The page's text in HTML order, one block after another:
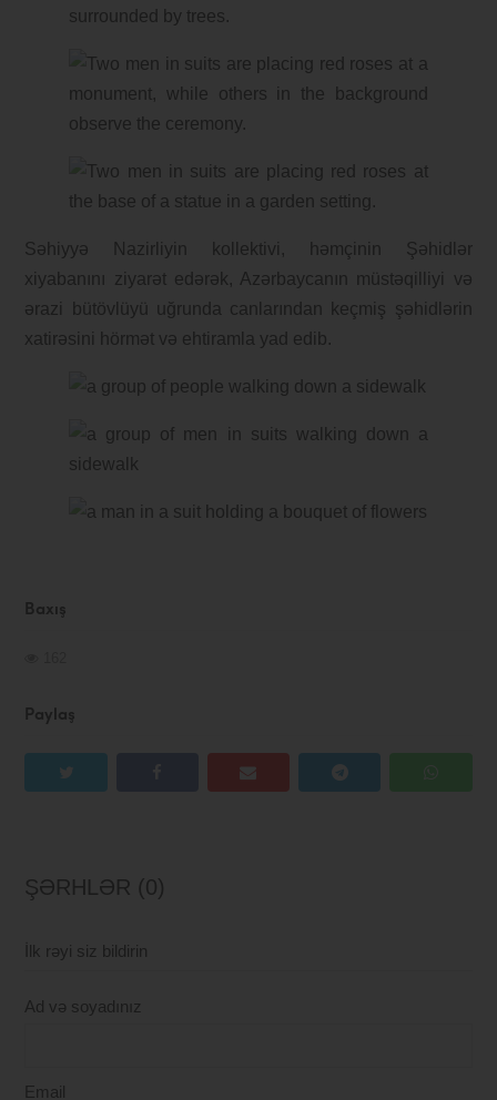
Baxış
Paylaş
Səhiyyə Nazirliyin kollektivi, həmçinin Şəhidlər
xiyabanını ziyarət edərək, Azərbaycanın müstəqilliyi və
ərazi bütövlüyü uğrunda canlarından keçmiş şəhidlərin
xatirəsini hörmət və ehtiramla yad edib.
ŞƏRHLƏR (0)
İlk rəyi siz bildirin
Ad və soyadınız
Email